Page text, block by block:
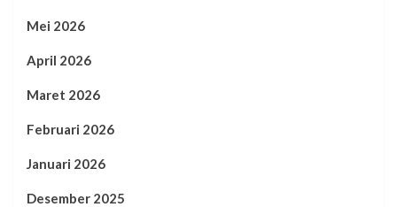
Mei 2026
April 2026
Maret 2026
Februari 2026
Januari 2026
Desember 2025